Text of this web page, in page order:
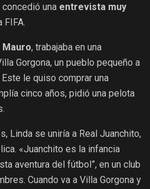
una entrevista muy
FIFA.
Mauro, trabajaba en una
Gorgona, un pueblo pequeño a
le quiso comprar una
cinco años, pidió una pelota
Linda se uniría a Real Juanchito,
«Juanchito es la infancia
aventura del fútbol”, en un club
Cuando va a Villa Gorgona y